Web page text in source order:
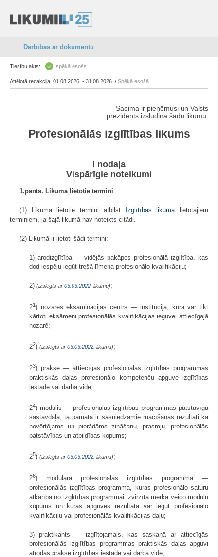
Darbības ar dokumentu
Tiesību akts: spēkā esošs
Attēlotā redakcija: 01.08.2026. - 31.08.2026. / Spēkā esošā
Saeima ir pieņēmusi un Valsts
prezidents izsludina šādu likumu:
Profesionālās izglītības likums
I nodaļa
Vispārīgie noteikumi
1.pants. Likumā lietotie termini
(1) Likumā lietotie termini atbilst Izglītības likumā lietotajiem
terminiem, ja šajā likumā nav noteikts citādi.
(2) Likumā ir lietoti šādi termini:
1) arodizglītība — vidējās pakāpes profesionālā izglītība, kas
dod iespēju iegūt trešā līmeņa profesionālo kvalifikāciju;
2) (izslēgts ar 03.03.2022 . likumu);
21) nozares eksaminācijas centrs — institūcija, kurā var tikt
kārtoti eksāmeni profesionālās kvalifikācijas ieguvei attiecīgajā
nozarē;
22) (izslēgts ar 03.03.2022. likumu);
23) prakse — attiecīgās profesionālās izglītības programmas
praktiskās daļas profesionālo kompetenču apguve izglītības
iestādē vai darba vidē;
24) modulis — profesionālās izglītības programmas patstāvīga
sastāvdaļa, tā pamatā ir sasniedzamie mācīšanās rezultāti kā
novērtējams un pierādāms zināšanu, prasmju, profesionālās
patstāvības un atbildības kopums;
25) (izslēgts ar 03.03.2022. likumu);
26) modulārā profesionālās izglītības programma —
profesionālās izglītības programma, kuras profesionālo saturu
atkarībā no izglītības programmai izvirzītā mērķa veido moduļu
kopums un kuras apguves rezultātā var iegūt profesionālo
kvalifikāciju vai profesionālās kvalifikācijas daļu;
3) praktikants — izglītojamais, kas saskaņā ar attiecīgās
profesionālās izglītības programmas praktiskās daļas apguvi
atrodas praksē izglītības iestādē vai darba vidē;